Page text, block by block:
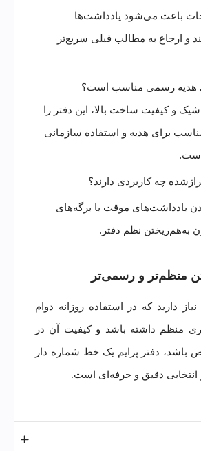
باعث می‌شود یادداشت‌ها
و ارجاع به مطالب قبلی سریع‌تر
هدیه رسمی مناسب است؟
و کیفیت ساخت بالا، این دفتر را
برای هدیه و استفاده سازمانی
است.
چه کاربردی دارند؟
یادداشت‌های موقت یا برگه‌های
به‌هم‌ریختن نظم دفتر.
منظم‌تر و رسمی‌تر
دارید که در استفاده روزانه دوام
منظم داشته باشد و کیفیت آن در
دفتر پرایم یک خط شماره دار
.